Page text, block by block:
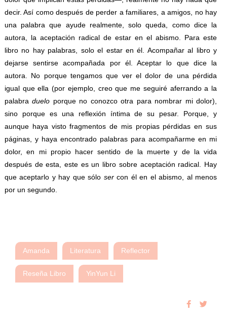
decir. Así como después de perder a familiares, a amigos, no hay
una palabra que ayude realmente, solo queda, como dice la
autora, la aceptación radical de estar en el abismo. Para este
libro no hay palabras, solo el estar en él. Acompañar al libro y
dejarse sentirse acompañada por él. Aceptar lo que dice la
autora. No porque tengamos que ver el dolor de una pérdida
igual que ella (por ejemplo, creo que me seguiré aferrando a la
palabraduelo porque no conozco otra para nombrar mi dolor),
sino porque es una reflexión íntima de su pesar. Porque, y
aunque haya visto fragmentos de mis propias pérdidas en sus
páginas, y haya encontrado palabras para acompañarme en mi
dolor, en mi propio hacer sentido de la muerte y de la vida
después de esta, este es un libro sobre aceptación radical. Hay
que aceptarlo y hay que sólo sercon él en el abismo, al menos
por un segundo.
Amanda Literatura Reflector
Reseña Libro YinYun Li